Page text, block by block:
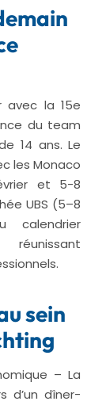
avec la 15e
du team
14 ans. Le
les Monaco
et 5-8
UBS (5–8
calendrier
sein
– La
d’un dîner-